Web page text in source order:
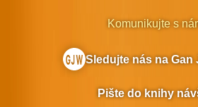
Komunikujte s
Sledujte nás na Gan
Pište do knihy